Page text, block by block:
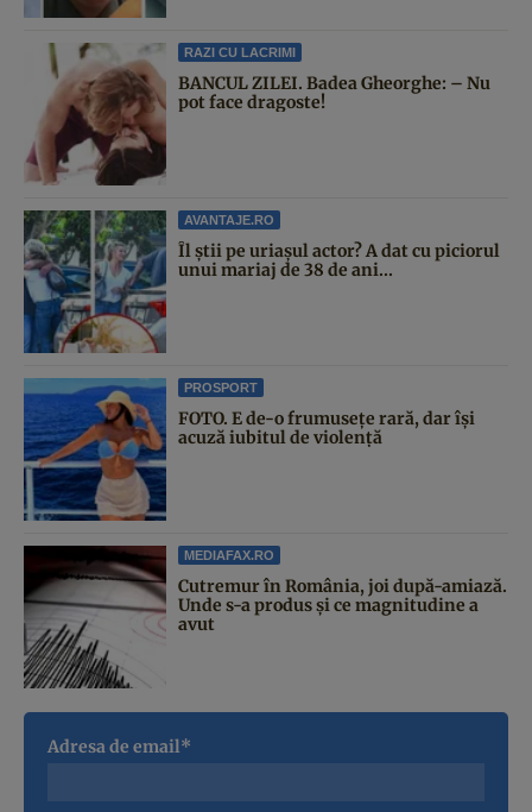
RAZI CU LACRIMI
BANCUL ZILEI. Badea Gheorghe: – Nu
pot face dragoste!
AVANTAJE.RO
Îl știi pe uriașul actor? A dat cu piciorul
unui mariaj de 38 de ani...
PROSPORT
FOTO. E de-o frumusețe rară, dar își
acuză iubitul de violență
MEDIAFAX.RO
Cutremur în România, joi după-amiază.
Unde s-a produs și ce magnitudine a
avut
Adresa de email*